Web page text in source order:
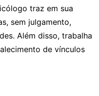
traz em sua
sem julgamento,
Além disso, trabalha
de vínculos